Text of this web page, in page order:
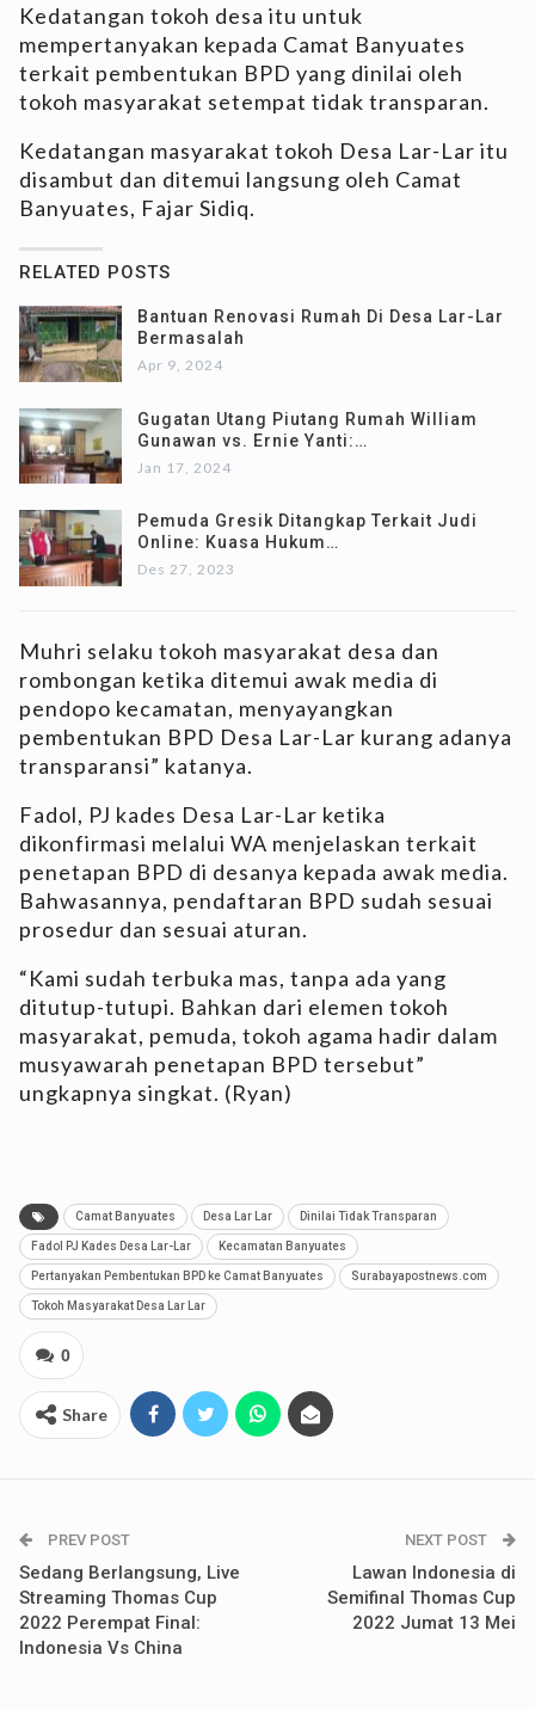
Kedatangan tokoh desa itu untuk
mempertanyakan kepada Camat Banyuates
terkait pembentukan BPD yang dinilai oleh
tokoh masyarakat setempat tidak transparan.
Kedatangan masyarakat tokoh Desa Lar-Lar itu
disambut dan ditemui langsung oleh Camat
Banyuates, Fajar Sidiq.
RELATED POSTS
Bantuan Renovasi Rumah Di Desa Lar-Lar
Bermasalah
Apr 9, 2024
Gugatan Utang Piutang Rumah William
Gunawan vs. Ernie Yanti:…
Jan 17, 2024
Pemuda Gresik Ditangkap Terkait Judi
Online: Kuasa Hukum…
Des 27, 2023
Muhri selaku tokoh masyarakat desa dan
rombongan ketika ditemui awak media di
pendopo kecamatan, menyayangkan
pembentukan BPD Desa Lar-Lar kurang adanya
transparansi” katanya.
Fadol, PJ kades Desa Lar-Lar ketika
dikonfirmasi melalui WA menjelaskan terkait
penetapan BPD di desanya kepada awak media.
Bahwasannya, pendaftaran BPD sudah sesuai
prosedur dan sesuai aturan.
“Kami sudah terbuka mas, tanpa ada yang
ditutup-tutupi. Bahkan dari elemen tokoh
masyarakat, pemuda, tokoh agama hadir dalam
musyawarah penetapan BPD tersebut”
ungkapnya singkat. (Ryan)
Camat Banyuates Desa Lar Lar Dinilai Tidak Transparan
Fadol PJ Kades Desa Lar-Lar Kecamatan Banyuates
Pertanyakan Pembentukan BPD ke Camat Banyuates Surabayapostnews.com
Tokoh Masyarakat Desa Lar Lar
0
Share
PREV POST
Sedang Berlangsung, Live
Streaming Thomas Cup
2022 Perempat Final:
Indonesia Vs China
NEXT POST
Lawan Indonesia di
Semifinal Thomas Cup
2022 Jumat 13 Mei